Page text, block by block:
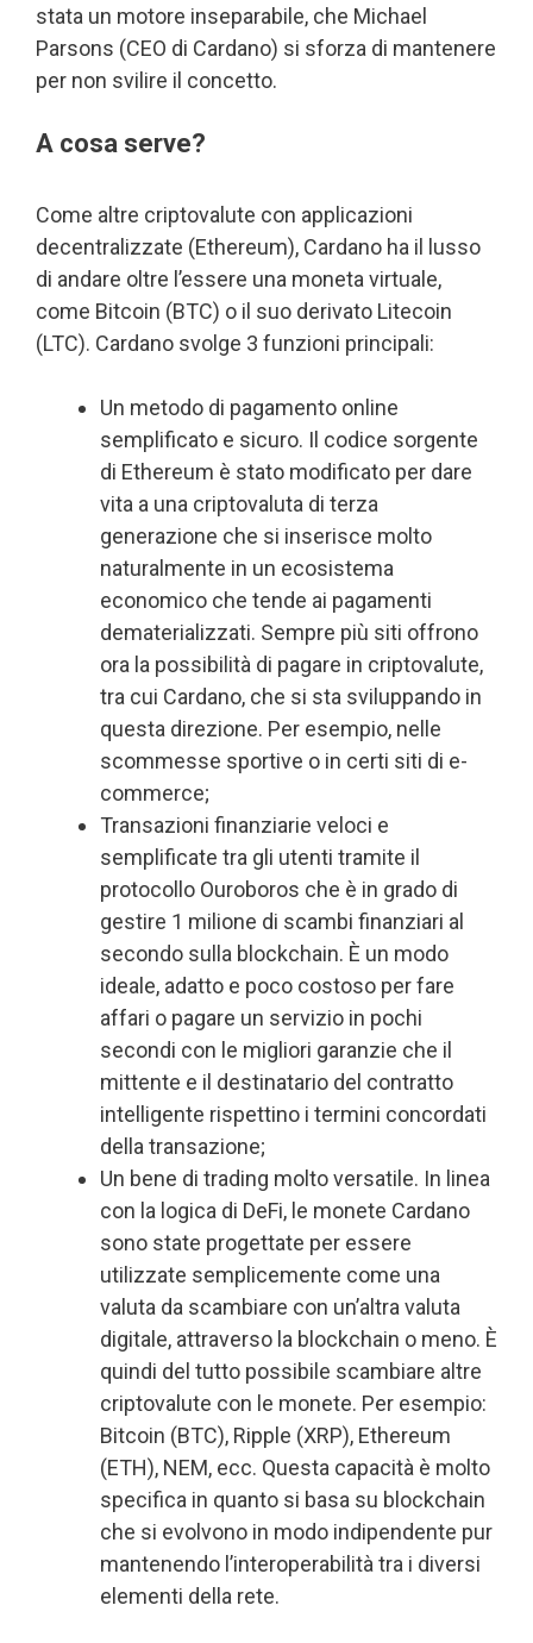
stata un motore inseparabile, che Michael
Parsons (CEO di Cardano) si sforza di mantenere
per non svilire il concetto.
A cosa serve?
Come altre criptovalute con applicazioni
decentralizzate (Ethereum), Cardano ha il lusso
di andare oltre l’essere una moneta virtuale,
come Bitcoin (BTC) o il suo derivato Litecoin
(LTC). Cardano svolge 3 funzioni principali:
Un metodo di pagamento online
semplificato e sicuro. Il codice sorgente
di Ethereum è stato modificato per dare
vita a una criptovaluta di terza
generazione che si inserisce molto
naturalmente in un ecosistema
economico che tende ai pagamenti
dematerializzati. Sempre più siti offrono
ora la possibilità di pagare in criptovalute,
tra cui Cardano, che si sta sviluppando in
questa direzione. Per esempio, nelle
scommesse sportive o in certi siti di e-
commerce;
Transazioni finanziarie veloci e
semplificate tra gli utenti tramite il
protocollo Ouroboros che è in grado di
gestire 1 milione di scambi finanziari al
secondo sulla blockchain. È un modo
ideale, adatto e poco costoso per fare
affari o pagare un servizio in pochi
secondi con le migliori garanzie che il
mittente e il destinatario del contratto
intelligente rispettino i termini concordati
della transazione;
Un bene di trading molto versatile. In linea
con la logica di DeFi, le monete Cardano
sono state progettate per essere
utilizzate semplicemente come una
valuta da scambiare con un’altra valuta
digitale, attraverso la blockchain o meno. È
quindi del tutto possibile scambiare altre
criptovalute con le monete. Per esempio:
Bitcoin (BTC), Ripple (XRP), Ethereum
(ETH), NEM, ecc. Questa capacità è molto
specifica in quanto si basa su blockchain
che si evolvono in modo indipendente pur
mantenendo l’interoperabilità tra i diversi
elementi della rete.